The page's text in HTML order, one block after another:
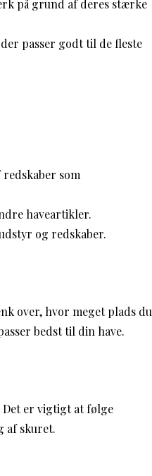
på grund af deres stærke
passer godt til de fleste
som
haveartikler.
og redskaber.
over, hvor meget plads du
bedst til din have.
er vigtigt at følge
af skuret.